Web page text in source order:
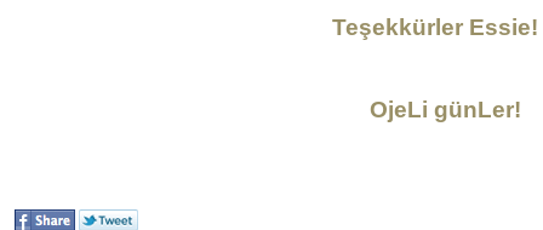
Teşekkürler Essie!
OjeLi günLer!